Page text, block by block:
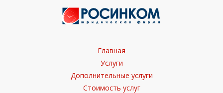
Главная
Услуги
Дополнительные услуги
Стоимость услуг